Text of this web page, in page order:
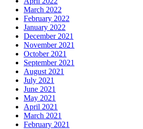
March 2022
February 2022
January 2022
December 2021
November 2021
October 2021
September 2021
August 2021
July 2021
June 2021
May 2021
April 2021
March 2021
February 2021